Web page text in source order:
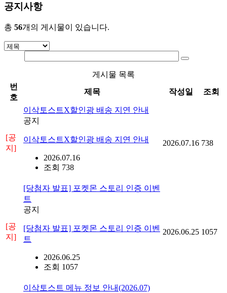
공지사항
총 56개의 게시물이 있습니다.
게시물 목록
번
호
제목 작성일 조회
[공
지]
이삭토스트X할인광 배송 지연 안내
공지
이삭토스트X할인광 배송 지연 안내
2026.07.16
조회 738
2026.07.16 738
[공
지]
[당첨자 발표] 포켓몬 스토리 인증 이벤
트
공지
[당첨자 발표] 포켓몬 스토리 인증 이벤
트
2026.06.25
조회 1057
2026.06.25 1057
이삭토스트 메뉴 정보 안내(2026.07)